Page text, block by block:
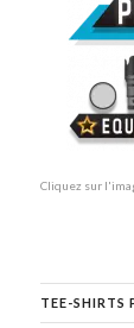
Cliquez sur
TEE-SHIRTS